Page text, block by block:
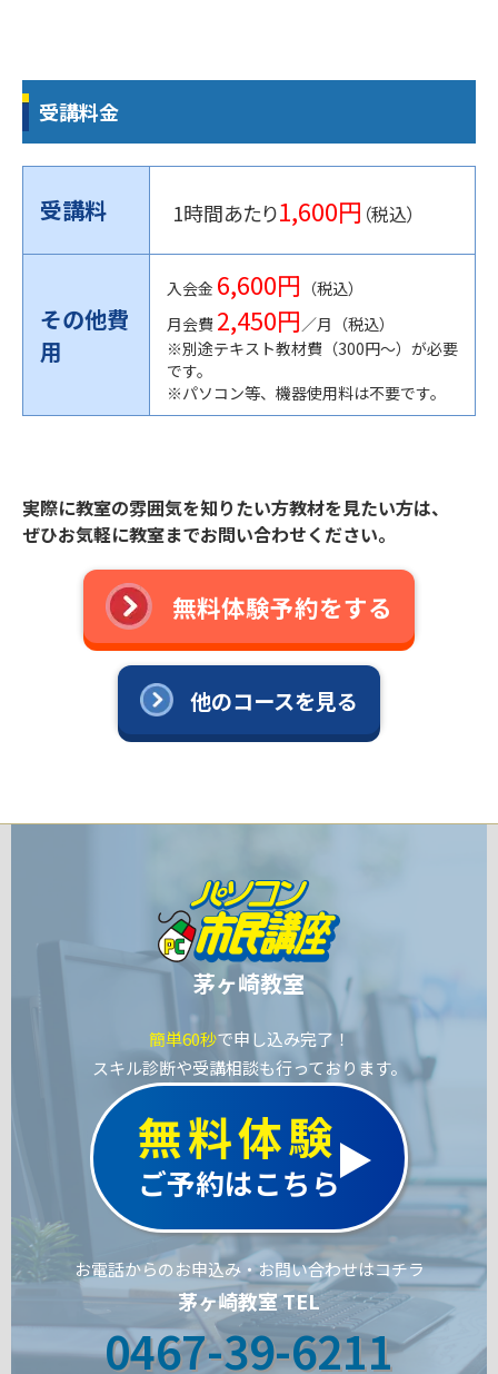
受講料金
受講料 1時間あたり1,600円 （税込）
その他費
用
入会金 6,600円 （税込）
月会費 2,450円 ／月（税込）
※別途テキスト教材費（300円〜）が必要
です。
※パソコン等、機器使用料は不要です。
実際に教室の雰囲気を知りたい方教材を見たい方は、
ぜひお気軽に教室までお問い合わせください。
無料体験予約をする
他のコースを見る
茅ヶ崎教室
簡単60秒で申し込み完了！
スキル診断や受講相談も行っております。
無料体験
ご予約はこちら
お電話からのお申込み・お問い合わせはコチラ
茅ヶ崎教室 TEL
0467-39-6211